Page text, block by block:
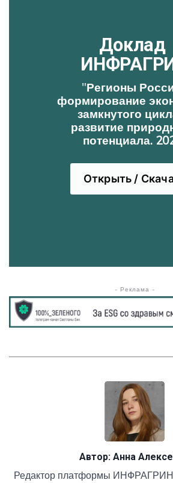
Доклад
"Регионы
формирование
замкнутого
развитие
потенциала.
Открыть /
- Реклама -
Автор: Анна
Редактор платформы